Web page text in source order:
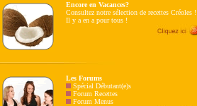
Encore en Vacances?
Consultez notre sélection de recettes Créoles !
Il y a en a pour tous !
Les Forums
Spécial Débutant(e)s
Forum Recettes
Forum Menus